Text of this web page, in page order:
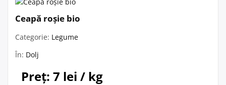
Ceapă roșie bio
Categorie: Legume
În: Dolj
Preț: 7 lei / kg